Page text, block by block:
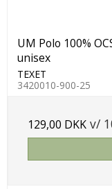
UM Polo 100%
unisex
TEXET
3420010-900-25
129,00 DKK v/